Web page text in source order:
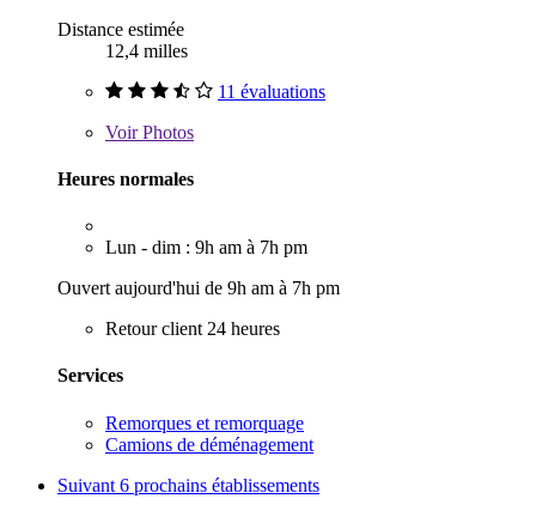
Distance estimée
12,4 milles
11 évaluations
VoirPhotos
Heures normales
Lun - dim : 9h am à 7h pm
Ouvert aujourd'hui de 9h am à 7h pm
Retour client 24 heures
Services
Remorques et remorquage
Camions de déménagement
Suivant 6 prochains établissements